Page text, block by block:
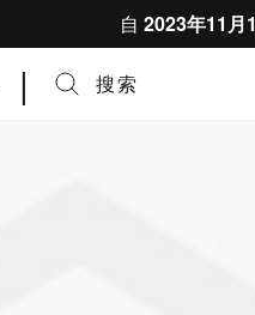
自 2023年11月1
| 搜索